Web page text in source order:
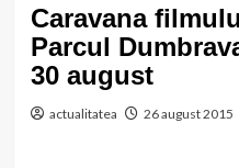
Caravana
Parcul
30 august
actualitatea 26 august 2015